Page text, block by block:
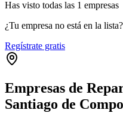
Has visto todas las 1 empresas
¿Tu empresa no está en la lista?
Regístrate gratis
Empresas de
Santiago de